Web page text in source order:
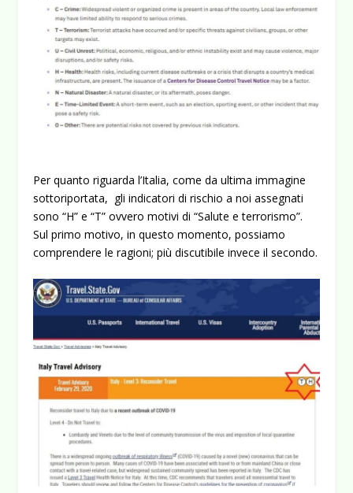
Per quanto riguarda l’Italia, come da ultima immagine
sottoriportata, gli indicatori di rischio a noi assegnati
sono “H” e “T” ovvero motivi di “Salute e terrorismo”.
Sul primo motivo, in questo momento, possiamo
comprendere le ragioni; più discutibile invece il secondo.